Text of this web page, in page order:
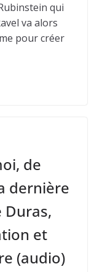
qui
va alors
pour créer
de
dernière
et
(audio)